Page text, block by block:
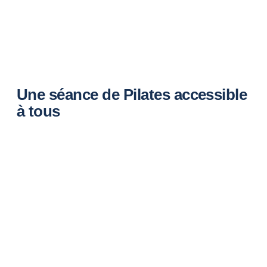
Une séance de Pilates accessible
à tous